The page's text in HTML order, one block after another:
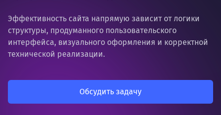
Эффективность сайта напрямую зависит от логики
структуры, продуманного пользовательского
интерфейса, визуального оформления и корректной
технической реализации.
Обсудить задачу